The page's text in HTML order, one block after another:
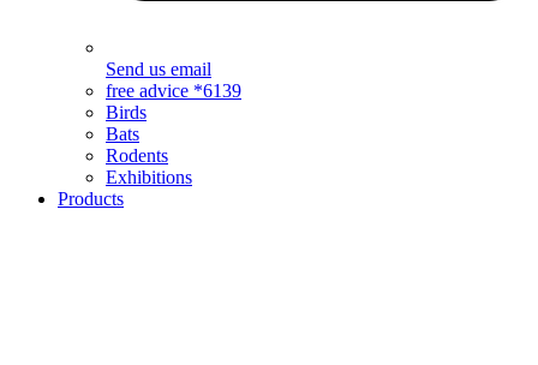
Send us email
free advice *6139
Birds
Bats
Rodents
Exhibitions
Products